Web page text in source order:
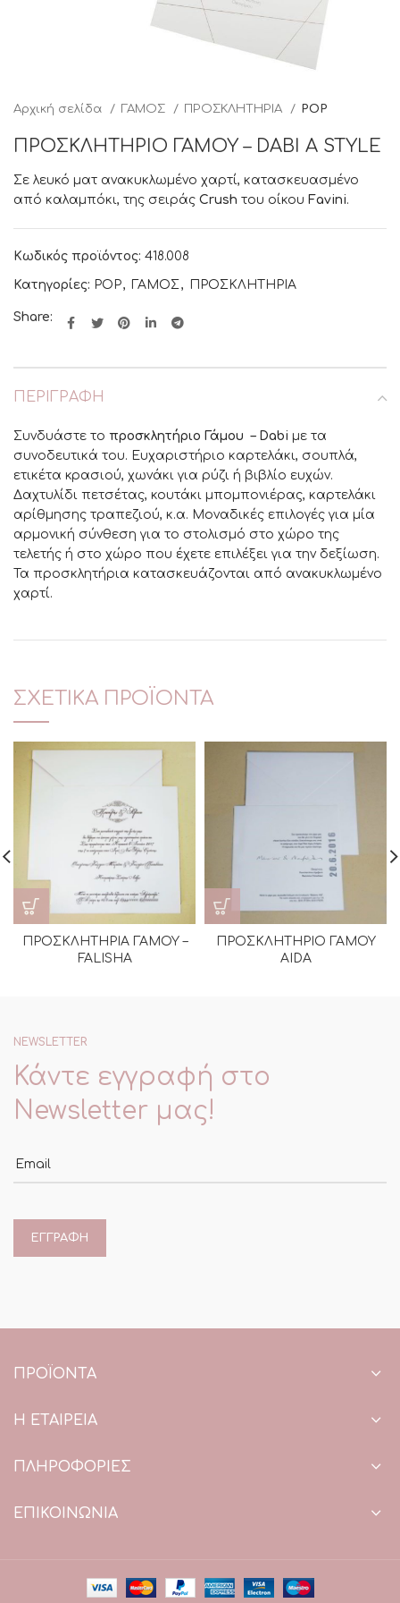
Αρχική σελίδα ΓΑΜΟΣ ΠΡΟΣΚΛΗΤΗΡΙΑ POP
ΠΡΟΣΚΛΗΤΗΡΙΟ ΓΑΜΟΥ – DABI A STYLE
Σε λευκό ματ ανακυκλωμένο χαρτί, κατασκευασμένο
από καλαμπόκι, της σειράς Crush του οίκου Favini.
Κωδικός προϊόντος: 418.008
Κατηγορίες: POP, ΓΑΜΟΣ, ΠΡΟΣΚΛΗΤΗΡΙΑ
Share:
ΠΕΡΙΓΡΑΦΉ
Συνδυάστε το προσκλητήριο Γάμου – Dabi με τα
συνοδευτικά του. Ευχαριστήριο καρτελάκι, σουπλά,
ετικέτα κρασιού, χωνάκι για ρύζι ή βιβλίο ευχών.
Δαχτυλίδι πετσέτας, κουτάκι μπομπονιέρας, καρτελάκι
αρίθμησης τραπεζιού, κ.α. Μοναδικές επιλογές για μία
αρμονική σύνθεση για το στολισμό στο χώρο της
τελετής ή στο χώρο που έχετε επιλέξει για την δεξίωση.
Τα προσκλητήρια κατασκευάζονται από ανακυκλωμένο
χαρτί.
ΣΧΕΤΙΚΆ ΠΡΟΪΌΝΤΑ
ΠΡΟΣΚΛΗΤΗΡΙΑ ΓΑΜΟΥ –
FALISHA
ΠΡΟΣΚΛΗΤΗΡΙΟ ΓΑΜΟΥ
AIDA
NEWSLETTER
Κάντε εγγραφή στο
Newsletter μας!
ΠΡΟΪΌΝΤΑ
Η ΕΤΑΙΡΕΙΑ
ΠΛΗΡΟΦΟΡΙΕΣ
ΕΠΙΚΟΙΝΩΝΙΑ